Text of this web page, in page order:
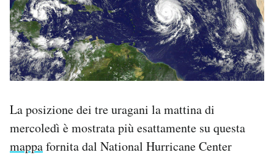
La posizione dei tre uragani la mattina di
mercoledì è mostrata più esattamente su questa
mappafornita dal National Hurricane Center